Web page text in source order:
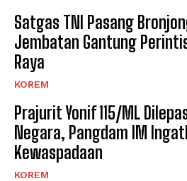
Satgas TNI Pasang
Jembatan Gantung
Raya
KOREM
Prajurit Yonif 115/ML
Negara, Pangdam IM
Kewaspadaan
KOREM